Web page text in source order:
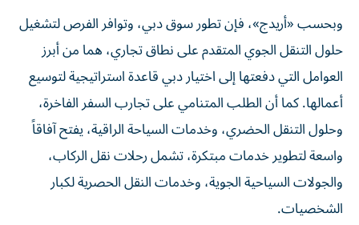
وبحسب «أريدج»، فإن تطور سوق دبي، وتوافر الفرص لتشغيل
حلول التنقل الجوي المتقدم على نطاق تجاري، هما من أبرز
العوامل التي دفعتها إلى اختيار دبي قاعدة استراتيجية لتوسيع
أعمالها. كما أن الطلب المتنامي على تجارب السفر الفاخرة،
وحلول التنقل الحضري، وخدمات السياحة الراقية، يفتح آفاقاً
واسعة لتطوير خدمات مبتكرة، تشمل رحلات نقل الركاب،
والجولات السياحية الجوية، وخدمات النقل الحصرية لكبار
الشخصيات.